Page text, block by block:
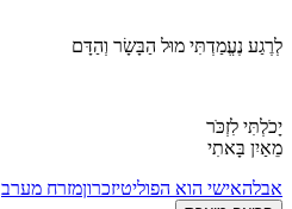
לְרֶגַע נֶעֱמַדְתִּי מוּל הַבָּשָׂר וְהַדָּם
יָכֹלְתִּי לִזְכֹּר
מֵאַיִן בָּאתִי
אבלהאישי הוא הפוליטיזכרוןמזרח מערב